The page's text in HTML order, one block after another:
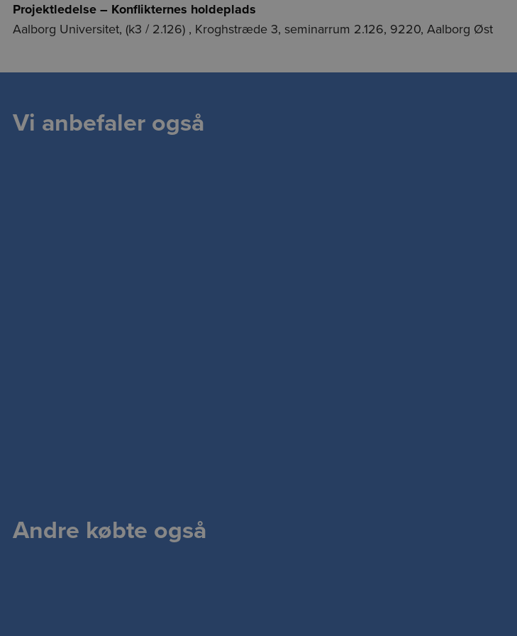
Projektledelse – Konflikternes holdeplads
Aalborg Universitet, (k3 / 2.126) , Kroghstræde 3, seminarrum 2.126, 9220, Aalborg Øst
Vi anbefaler også
Andre købte også